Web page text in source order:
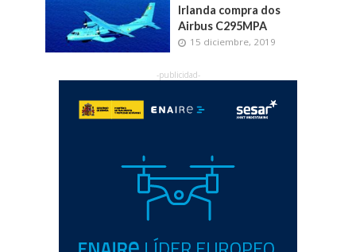
Irlanda compra dos
Airbus C295MPA
15 diciembre, 2019